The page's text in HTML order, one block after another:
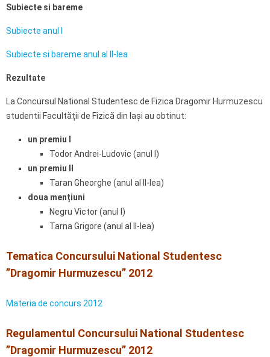
Subiecte si bareme
Subiecte anul I
Subiecte si bareme anul al II-lea
Rezultate
La Concursul National Studentesc de Fizica Dragomir Hurmuzescu
studentii Facultății de Fizică din Iași au obtinut:
un premiu I
Todor Andrei-Ludovic (anul I)
un premiu II
Taran Gheorghe (anul al II-lea)
doua mențiuni
Negru Victor (anul I)
Tarna Grigore (anul al II-lea)
Tematica Concursului National Studentesc
”Dragomir Hurmuzescu” 2012
Materia de concurs 2012
Regulamentul Concursului National Studentesc
”Dragomir Hurmuzescu” 2012